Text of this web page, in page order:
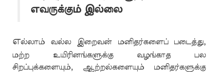
எவருக்கும் இல்லை
எல்லாம் வல்ல இறைவன் மனிதர்களைப் படைத்து,
மற்ற உயிரினங்களுக்கு வழங்காத பல
சிறப்புக்களையும், ஆற்றல்களையும் மனிதர்களுக்கு